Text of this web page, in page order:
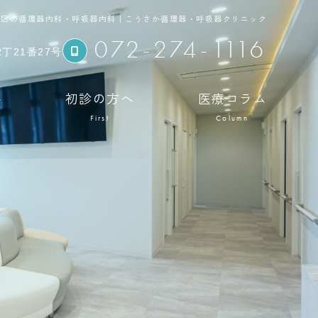
の循環器内科・呼吸器内科｜こうさか循環器・呼吸器クリニック
21番27号 072-274-1116
初診の方へ
First
医療コラム
Column